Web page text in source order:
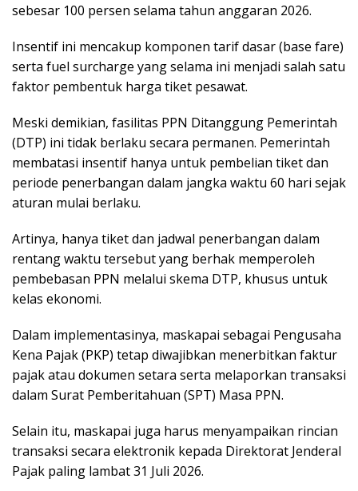
sebesar 100 persen selama tahun anggaran 2026.
Insentif ini mencakup komponen tarif dasar (base fare)
serta fuel surcharge yang selama ini menjadi salah satu
faktor pembentuk harga tiket pesawat.
Meski demikian, fasilitas PPN Ditanggung Pemerintah
(DTP) ini tidak berlaku secara permanen. Pemerintah
membatasi insentif hanya untuk pembelian tiket dan
periode penerbangan dalam jangka waktu 60 hari sejak
aturan mulai berlaku.
Artinya, hanya tiket dan jadwal penerbangan dalam
rentang waktu tersebut yang berhak memperoleh
pembebasan PPN melalui skema DTP, khusus untuk
kelas ekonomi.
Dalam implementasinya, maskapai sebagai Pengusaha
Kena Pajak (PKP) tetap diwajibkan menerbitkan faktur
pajak atau dokumen setara serta melaporkan transaksi
dalam Surat Pemberitahuan (SPT) Masa PPN.
Selain itu, maskapai juga harus menyampaikan rincian
transaksi secara elektronik kepada Direktorat Jenderal
Pajak paling lambat 31 Juli 2026.